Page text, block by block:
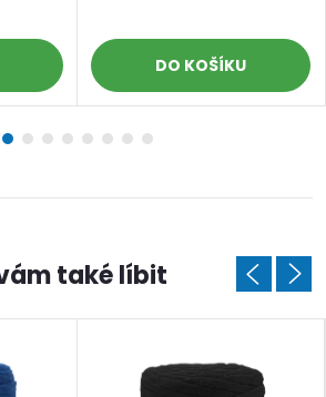
DO KOŠÍKU